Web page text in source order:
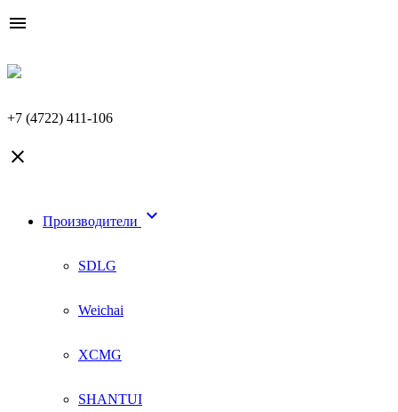

+7 (4722) 411-106

Производители 
SDLG
Weichai
XCMG
SHANTUI